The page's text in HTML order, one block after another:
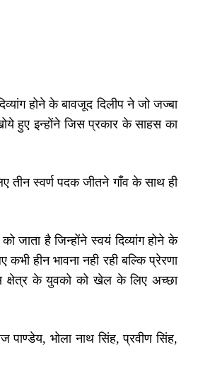
होने के बावजूद दिलीप ने जो जज्बा
हुए इन्होंने जिस प्रकार के साहस का
तीन स्वर्ण पदक जीतने गाँव के साथ ही
जाता है जिन्होंने स्वयं दिव्यांग होने के
हीन भावना नही रही बल्कि प्रेरणा
क्षेत्र के युवको को खेल के लिए अच्छा
पाण्डेय, भोला नाथ सिंह, प्रवीण सिंह,